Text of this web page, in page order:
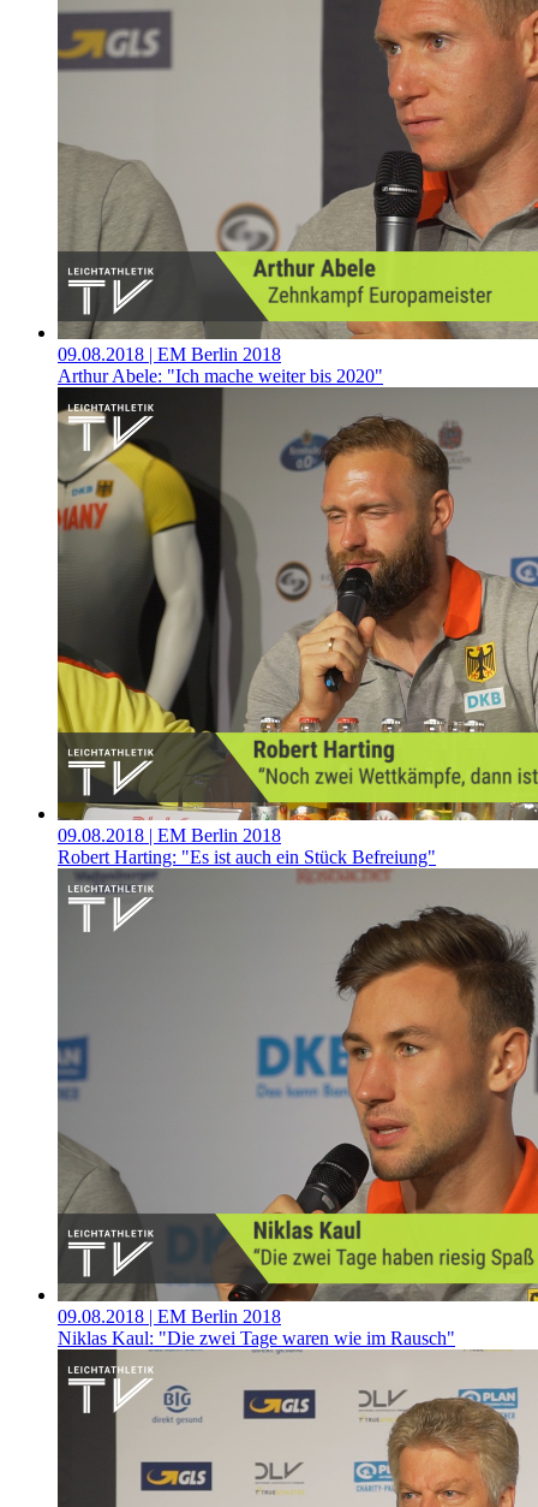
09.08.2018 | EM Berlin 2018
Arthur Abele: "Ich mache weiter bis 2020"
09.08.2018 | EM Berlin 2018
Robert Harting: "Es ist auch ein Stück Befreiung"
09.08.2018 | EM Berlin 2018
Niklas Kaul: "Die zwei Tage waren wie im Rausch"